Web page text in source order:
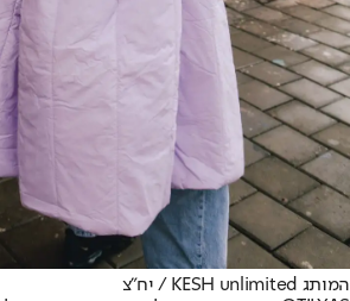
המותג KESH unlimited / יח"צ